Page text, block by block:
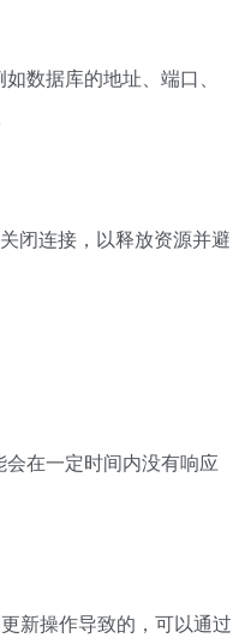
数据库的地址、端口、
闭连接，以释放资源并避
在一定时间内没有响应
新操作导致的，可以通过